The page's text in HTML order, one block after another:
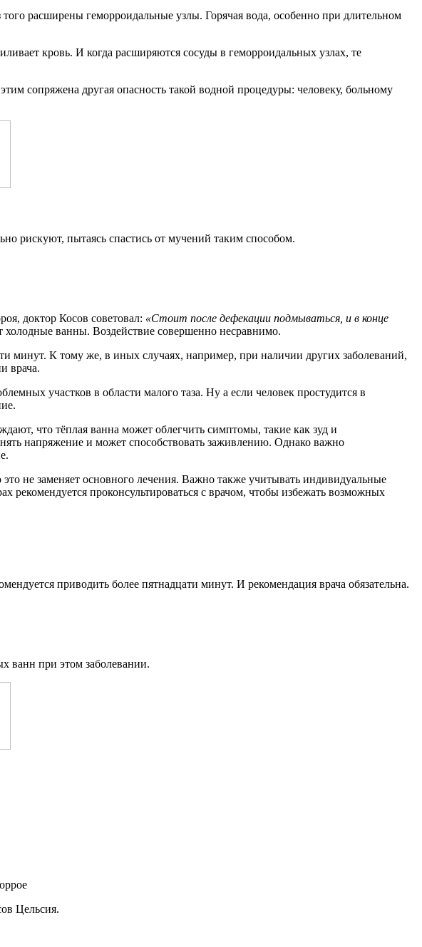
расширены геморроидальные узлы. Горячая вода, особенно при длительном
кровь. И когда расширяются сосуды в геморроидальных узлах, те
сопряжена другая опасность такой водной процедуры: человеку, больному
рискуют, пытаясь спастись от мучений таким способом.
доктор Косов советовал: «Стоит после дефекации подмываться, и в конце
холодные ванны. Воздействие совершенно несравнимо.
минут. К тому же, в иных случаях, например, при наличии других заболеваний,
врача.
участков в области малого таза. Ну а если человек простудится в
что тёплая ванна может облегчить симптомы, такие как зуд и
напряжение и может способствовать заживлению. Однако важно
не заменяет основного лечения. Важно также учитывать индивидуальные
проконсультироваться с врачом, чтобы избежать возможных
приводить более пятнадцати минут. И рекомендация врача обязательна.
ванн при этом заболевании.
Цельсия.